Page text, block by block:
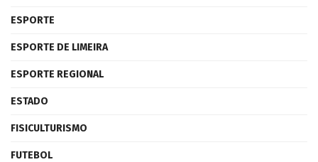
ESPORTE
ESPORTE DE LIMEIRA
ESPORTE REGIONAL
ESTADO
FISICULTURISMO
FUTEBOL